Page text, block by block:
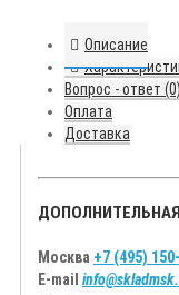
Описание
Вопрос - ответ (0)
Оплата
Доставка
Москва +7 (495)
E-mail